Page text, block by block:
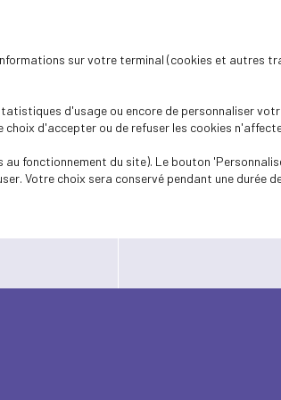
sur votre terminal (cookies et autres
d'usage ou encore de personnaliser
d'accepter ou de refuser les cookies
fonctionnement du site). Le bouton
Votre choix sera conservé pendant une durée